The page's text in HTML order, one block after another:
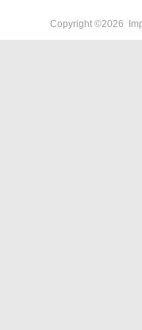
Copyright ©2026